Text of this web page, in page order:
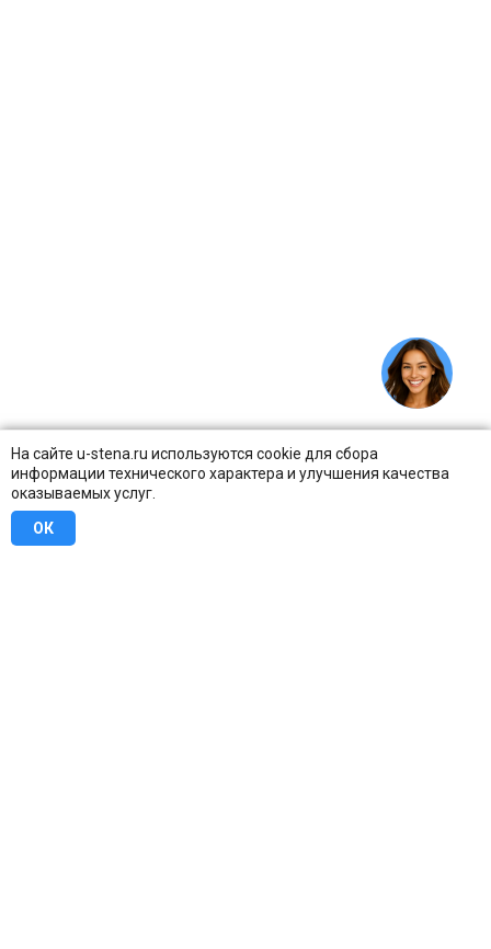
На сайте u-stena.ru используются cookie для сбора
информации технического характера и улучшения качества
оказываемых услуг.
ОК